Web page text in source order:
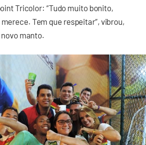
Tricolor: “Tudo muito bonito,
Tem que respeitar”, vibrou,
manto.